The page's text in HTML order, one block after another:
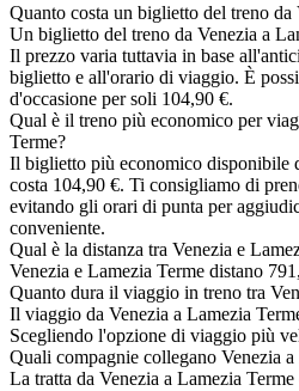
Quanto costa un biglietto del treno da
Un biglietto del treno da Venezia a
Il prezzo varia tuttavia in base
biglietto e all'orario di viaggio. È
d'occasione per soli 104,90 €.
Qual è il treno più economico per
Terme?
Il biglietto più economico disponibile
costa 104,90 €. Ti consigliamo di
evitando gli orari di punta per
conveniente.
Qual è la distanza tra Venezia e
Venezia e Lamezia Terme distano
Quanto dura il viaggio in treno tra
Il viaggio da Venezia a Lamezia
Scegliendo l'opzione di viaggio più
Quali compagnie collegano Venezia
La tratta da Venezia a Lamezia